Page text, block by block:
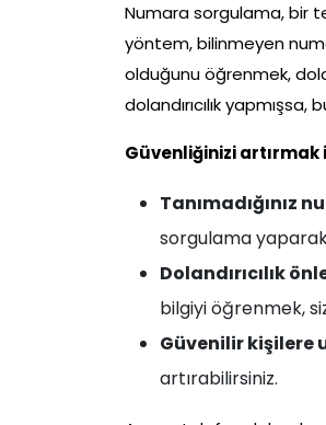
Numara sorgulama, bir
yöntem, bilinmeyen
olduğunu öğrenmek,
dolandırıcılık
Güvenliğinizi artırmak
Tanımadığınız
sorgulama
Dolandırıcılık
bilgiyi öğrenmek,
Güvenilir kişilere
artırabilirsiniz.